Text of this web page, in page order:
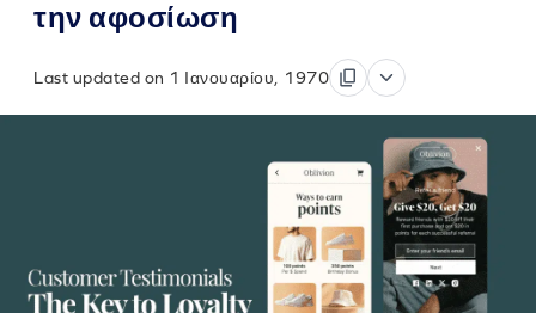
την αφοσίωση
Last updated on 1 Ιανουαρίου, 1970